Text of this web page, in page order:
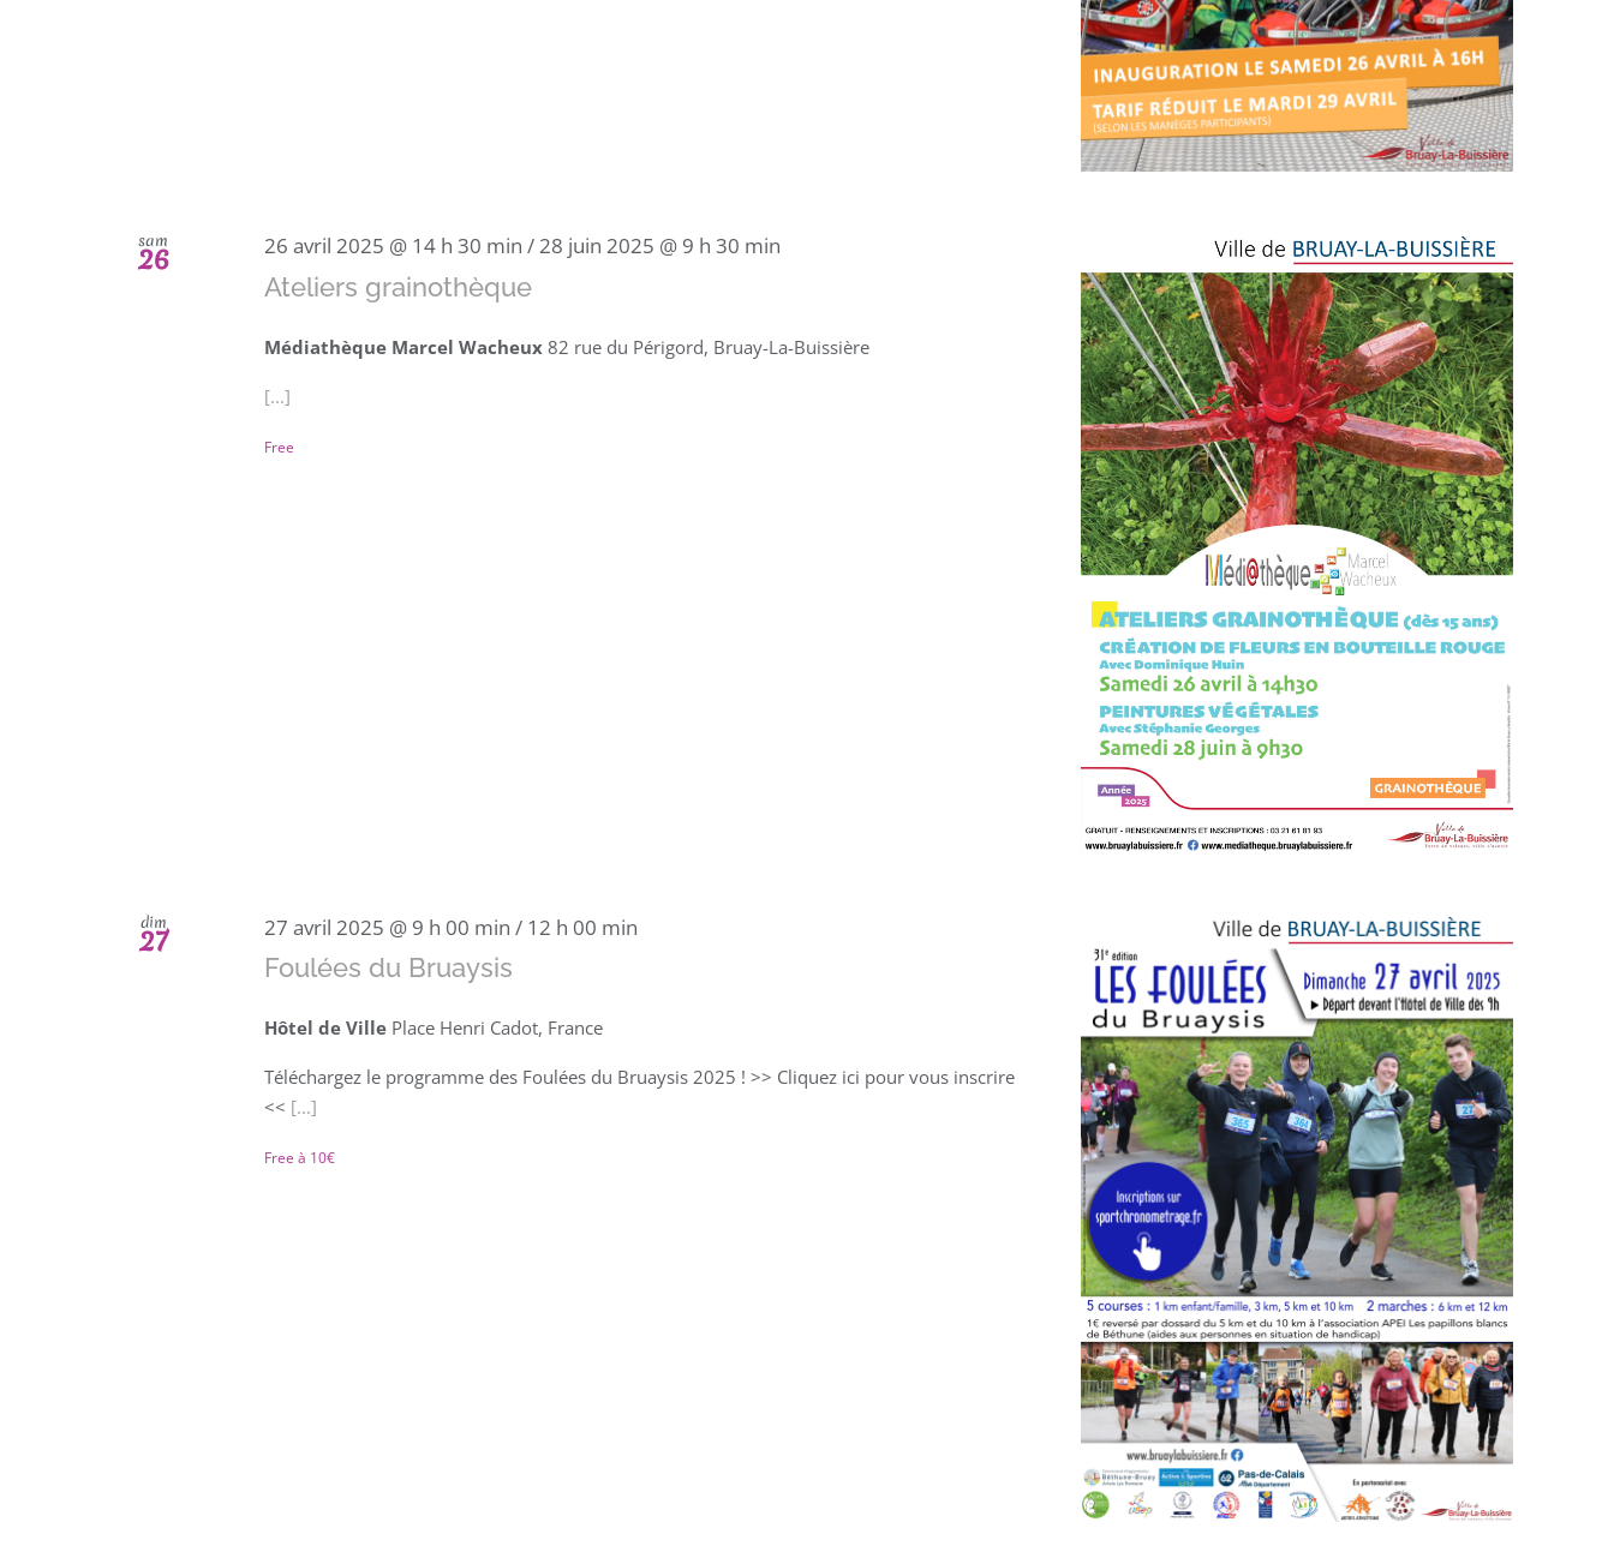
sam
26 26 avril 2025 @ 14 h 30 min / 28 juin 2025 @ 9 h 30 min
Ateliers grainothèque
Médiathèque Marcel Wacheux 82 rue du Périgord, Bruay-La-Buissière
[...]
Free
dim
27 27 avril 2025 @ 9 h 00 min / 12 h 00 min
Foulées du Bruaysis
Hôtel de Ville Place Henri Cadot, France
Téléchargez le programme des Foulées du Bruaysis 2025 ! >> Cliquez ici pour vous inscrire
<< [...]
Free à 10€